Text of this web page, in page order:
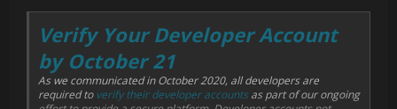
Verify Your Developer Account
by October 21
As we communicated in October 2020, all developers are
required to verify their developer accounts as part of our ongoing